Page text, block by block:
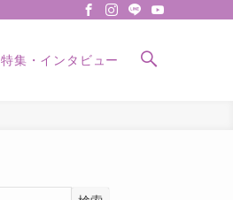
特集・インタビュー